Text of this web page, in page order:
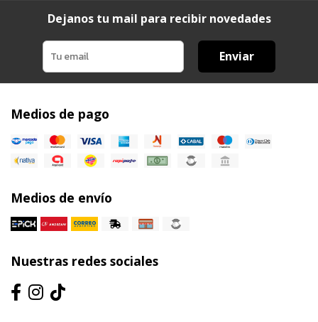
Dejanos tu mail para recibir novedades
Enviar
Medios de pago
Medios de envío
Nuestras redes sociales